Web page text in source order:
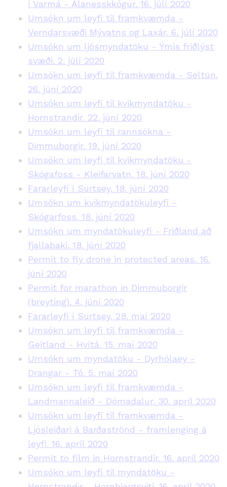
í Varmá - Álanesskkógur. 16. júlí 2020
Umsókn um leyfi til framkvæmda -
Verndarsvæði Mývatns og Laxár. 6. júlí 2020
Umsókn um ljósmyndatöku - Ýmis friðlýst
svæði. 2. júlí 2020
Umsókn um leyfi til framkvæmda - Seltún.
26. júní 2020
Umsókn um leyfi til kvikmyndatöku -
Hornstrandir. 22. júní 2020
Umsókn um leyfi til rannsókna -
Dimmuborgir. 19. júní 2020
Umsókn um leyfi til kvikmyndatöku -
Skógafoss - Kleifarvatn. 18. júní 2020
Fararleyfi í Surtsey. 18. júní 2020
Umsókn um kvikmyndatökuleyfi -
Skógarfoss. 18. júní 2020
Umsókn um myndatökuleyfi - Friðland að
fjallabaki. 18. júní 2020
Permit to fly drone in protected areas. 16.
júní 2020
Permit for marathon in Dimmuborgir
(breyting). 4. júní 2020
Fararleyfi í Surtsey. 28. maí 2020
Umsókn um leyfi til framkvæmda -
Geitland - Hvítá. 15. maí 2020
Umsókn um myndatöku - Dyrhólaey -
Drangar - Tó. 5. maí 2020
Umsókn um leyfi til framkvæmda -
Landmannaleið - Dómadalur. 30. apríl 2020
Umsókn um leyfi til framkvæmda -
Ljósleiðari á Barðaströnd - framlenging á
leyfi. 16. apríl 2020
Permit to film in Hornstrandir. 16. apríl 2020
Umsókn um leyfi til myndatöku -